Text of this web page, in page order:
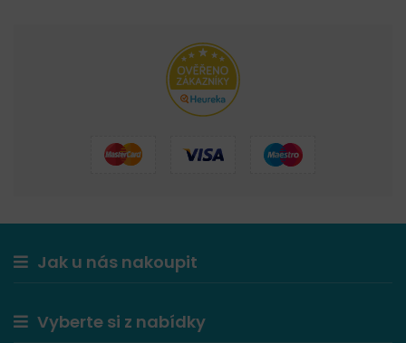
Jak u nás nakoupit
Vyberte si z nabídky